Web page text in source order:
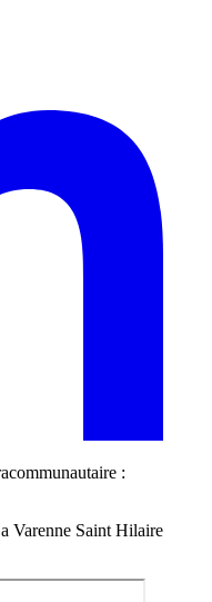
:
Varenne Saint Hilaire